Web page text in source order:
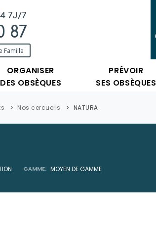
7J/7
87
Famille
ORGANISER
DES OBSÈQUES
PRÉVOIR
SES OBSÈQUES
Nos cercueils NATURA
GAMME: MOYEN DE GAMME